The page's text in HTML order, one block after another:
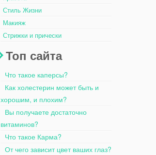
Стиль Жизни
Макияж
Стрижки и прически
Топ сайта
Что такое каперсы?
Как холестерин может быть и
хорошим, и плохим?
Вы получаете достаточно
витаминов?
Что такое Карма?
От чего зависит цвет ваших глаз?